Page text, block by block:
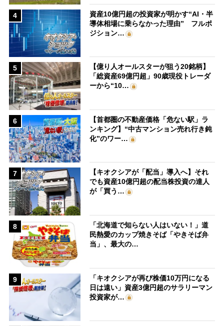
4
資産10億円超の投資家が明かす“AI・半
導体相場に乗らなかった理由” フルポ
ジション…
5
【億り人オールスターが狙う20銘柄】
「総資産69億円超」90歳現役トレーダ
ーから“10…
6
【首都圏の不動産価格「危ない駅」ラ
ンキング】“中古マンション売れ行き鈍
化”のワー…
7
【キオクシアが「配当」導入へ】それ
でも資産10億円超の配当株投資の達人
が「買う…
8
「北海道で知らない人はいない！」道
民熱愛のカップ焼きそば「やきそば弁
当」、最大の…
9
「キオクシアが再び株価10万円になる
日は遠い」資産3億円超のサラリーマン
投資家が…